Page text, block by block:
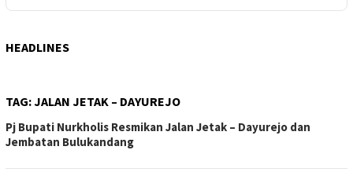
HEADLINES
TAG:JALAN JETAK – DAYUREJO
Pj Bupati Nurkholis Resmikan Jalan Jetak – Dayurejo dan
Jembatan Bulukandang